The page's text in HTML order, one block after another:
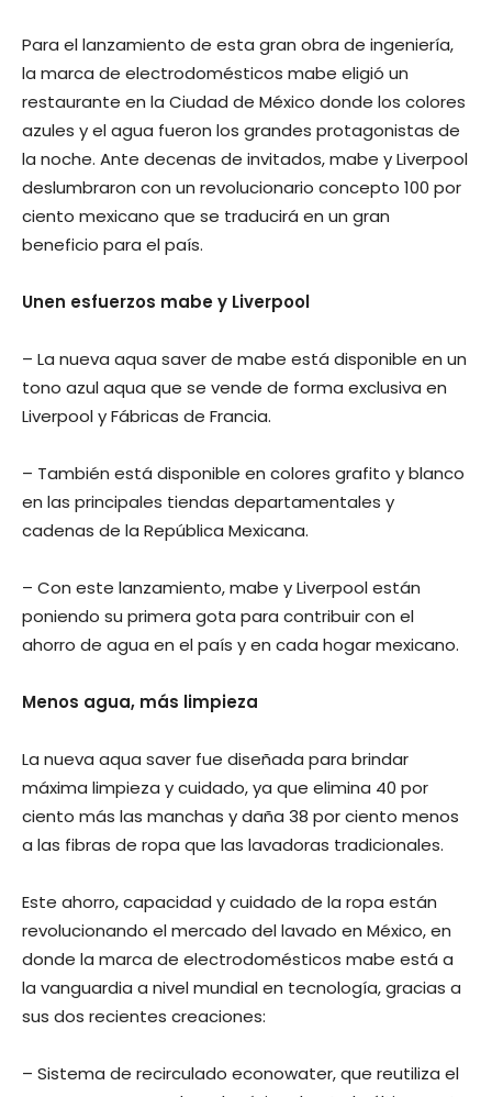
Para el lanzamiento de esta gran obra de ingeniería,
la marca de electrodomésticos mabe eligió un
restaurante en la Ciudad de México donde los colores
azules y el agua fueron los grandes protagonistas de
la noche. Ante decenas de invitados, mabe y Liverpool
deslumbraron con un revolucionario concepto 100 por
ciento mexicano que se traducirá en un gran
beneficio para el país.
Unen esfuerzos mabe y Liverpool
– La nueva aqua saver de mabe está disponible en un
tono azul aqua que se vende de forma exclusiva en
Liverpool y Fábricas de Francia.
– También está disponible en colores grafito y blanco
en las principales tiendas departamentales y
cadenas de la República Mexicana.
– Con este lanzamiento, mabe y Liverpool están
poniendo su primera gota para contribuir con el
ahorro de agua en el país y en cada hogar mexicano.
Menos agua, más limpieza
La nueva aqua saver fue diseñada para brindar
máxima limpieza y cuidado, ya que elimina 40 por
ciento más las manchas y daña 38 por ciento menos
a las fibras de ropa que las lavadoras tradicionales.
Este ahorro, capacidad y cuidado de la ropa están
revolucionando el mercado del lavado en México, en
donde la marca de electrodomésticos mabe está a
la vanguardia a nivel mundial en tecnología, gracias a
sus dos recientes creaciones:
– Sistema de recirculado econowater, que reutiliza el